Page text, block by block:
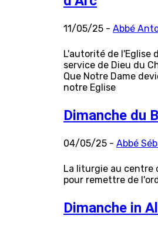
11/05/25 - Abbé
L'autorité de l'Eglise
service de Dieu du
Que Notre Dame
notre Eglise
Dimanche du
04/05/25 - Abbé
La liturgie au centre
pour remettre de
Dimanche in